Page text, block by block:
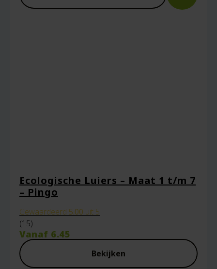
Ecologische Luiers – Maat 1 t/m 7
– Pingo
Gewaardeerd 5.00 uit 5
(15)
Vanaf 6.45
Bekijken